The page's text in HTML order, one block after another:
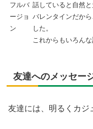
フルバ
ージョ
ン
話していると自然と
バレンタインだか
した。
これからもいろん
友達へのメッセー
友達には、明るくカジ